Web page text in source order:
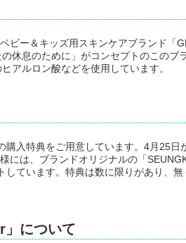
ビー＆キッズ用スキンケアブランド「
休息のために」がコンセプトのこのブ
アルロン酸などを使用しています。
入特典をご用意しています。4月25日
には、ブランドオリジナルの「
ています。特典は数に限りがあり、無
」について